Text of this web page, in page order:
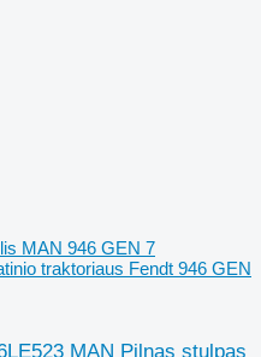
MAN 946 GEN 7
traktoriaus Fendt 946 GEN
MAN Pilnas stulpas